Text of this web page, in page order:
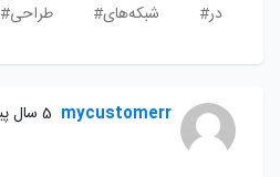
در# شبکه‌های# طراحی#
mycustomerr 5 سال پیش